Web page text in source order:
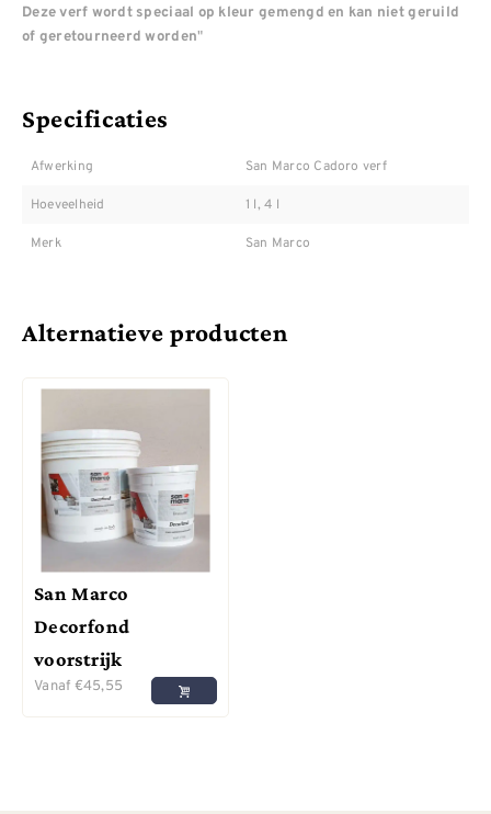
Deze verf wordt speciaal op kleur gemengd en kan niet geruild
of geretourneerd worden"
Specificaties
Afwerking San Marco Cadoro verf
Hoeveelheid 1 l, 4 l
Merk San Marco
Alternatieve producten
San Marco
Decorfond
voorstrijk
Vanaf €45,55